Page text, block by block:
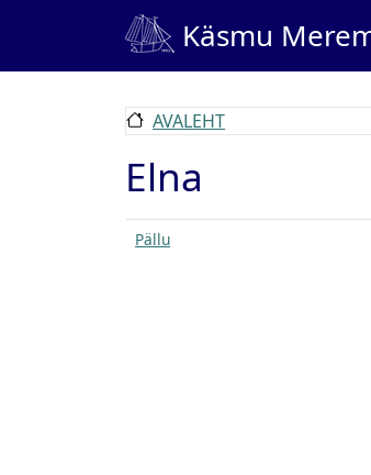
Liigu edasi põhisisu juurde
Käsmu
AVALEHT
Elna
Pällu